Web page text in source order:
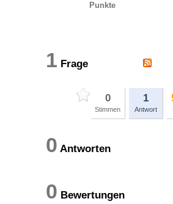
Punkte
1 Frage
0
Stimmen
1
Antwort
0 Antworten
0 Bewertungen